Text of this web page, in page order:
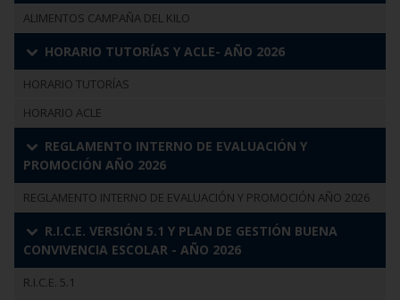
ALIMENTOS CAMPAÑA DEL KILO
HORARIO TUTORÍAS Y ACLE- AÑO 2026
HORARIO TUTORÍAS
HORARIO ACLE
REGLAMENTO INTERNO DE EVALUACIÓN Y
PROMOCIÓN AÑO 2026
REGLAMENTO INTERNO DE EVALUACIÓN Y PROMOCIÓN AÑO 2026
R.I.C.E. VERSIÓN 5.1 Y PLAN DE GESTIÓN BUENA
CONVIVENCIA ESCOLAR - AÑO 2026
R.I.C.E. 5.1